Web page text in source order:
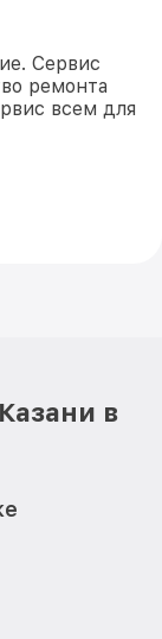
Сервис
ремонта
всем для
в